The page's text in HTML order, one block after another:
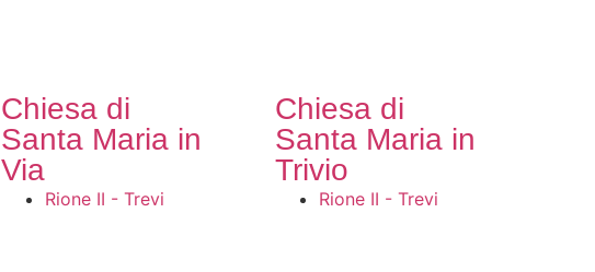
Chiesa di
Santa Maria in
Via
Rione II - Trevi
Chiesa di
Santa Maria in
Trivio
Rione II - Trevi